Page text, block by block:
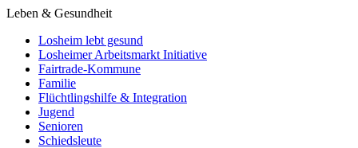
Leben & Gesundheit
Losheim lebt gesund
Losheimer Arbeitsmarkt Initiative
Fairtrade-Kommune
Familie
Flüchtlingshilfe & Integration
Jugend
Senioren
Schiedsleute